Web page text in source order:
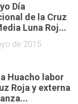
Día
de la Cruz
Luna Roj...
de 2015
Huacho labor
Roja y externa